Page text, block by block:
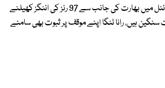
کان نہیں دھرنیں چاہیے، میں اس بیان کو اتنا اہم نہیں سمجھتا کہ اس پر تبصرہ کیا جا سکے۔ فائنل میں بھارت کی جانب سے 97 رنز کی اننگز کھیلنے
ہیں، رانا ٹنگا اپنے موقف پر ثبوت بھی سامنے